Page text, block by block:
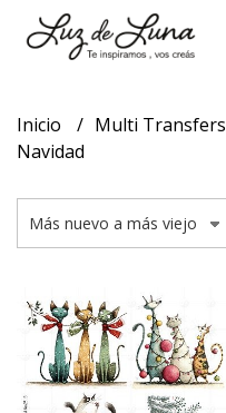
Inicio Multi Transfers
Navidad